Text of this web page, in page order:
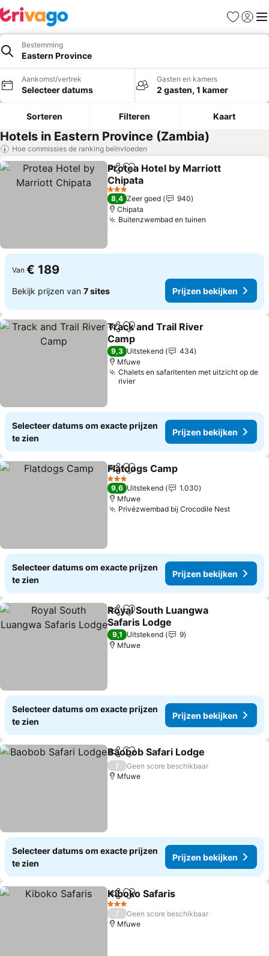
Favorieten
Bestemming
Eastern Province
Aankomst/vertrek
Selecteer datums
Gasten en kamers
2 gasten, 1 kamer
Sorteren Filteren Kaart
Hotels in Eastern Province (Zambia)
Hoe commissies de ranking beïnvloeden
DelenToevoegen aan favorieten
Protea Hotel by Marriott
Chipata
Prijzen bekijken
3 Sterren
8,4 Zeer goed
940
Chipata
Buitenzwembad en tuinen
Van € 189
Bekijk prijzen van 7 sites Prijzen bekijken
DelenToevoegen aan favorieten
Track and Trail River
Camp
Prijzen bekijken
9,3 Uitstekend
434
Mfuwe
Chalets en safaritenten met uitzicht op de
rivier
Selecteer datums om exacte prijzen
te zien
Prijzen bekijken
DelenToevoegen aan favorieten
Flatdogs Camp
3 Sterren
9,6 Uitstekend
1.030
Mfuwe
Privézwembad bij Crocodile NestPrijzen
Selecteer datums om exacte prijzen
te zien
Prijzen bekijken
DelenToevoegen aan favorieten
Royal South Luangwa
Safaris Lodge
Prijzen bekijken
9,1 Uitstekend
9
Mfuwe
Selecteer datums om exacte prijzen
te zien
Prijzen bekijken
DelenToevoegen aan favorieten
Baobob Safari Lodge
/
Geen score beschikbaar
Mfuwe
Selecteer datums om exacte prijzen
te zien
Prijzen bekijken
DelenToevoegen aan favorieten
Kiboko Safaris
3 Sterren
/
Geen score beschikbaar
Mfuwe